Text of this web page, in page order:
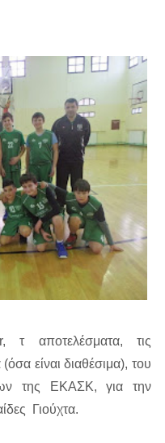
τ αποτελέσματα, τις
είναι διαθέσιμα), του
της ΕΚΑΣΚ, για την
Γιούχτα.